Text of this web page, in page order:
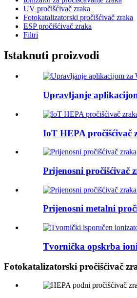
UV pročišćivač zraka
Fotokatalizatorski pročišćivač zraka
ESP pročišćivač zraka
Filtri
Istaknuti proizvodi
Upravljanje
IoT HEPA pročišćivač
Prijenosni pročišćivač
Prijenosni metalni
Tvornička opskrba
Fotokatalizatorski pročišćivač